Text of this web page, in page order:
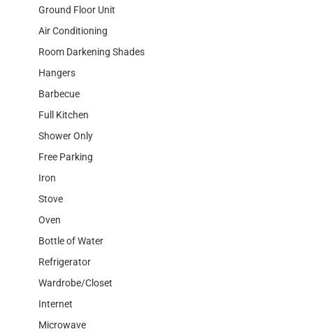
Ground Floor Unit
Air Conditioning
Room Darkening Shades
Hangers
Barbecue
Full Kitchen
Shower Only
Free Parking
Iron
Stove
Oven
Bottle of Water
Refrigerator
Wardrobe/Closet
Internet
Microwave